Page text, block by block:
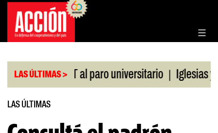
Saltar
contenido
LAS ÚLTIMAS >
de la CGT al paro universitario | Iglesias y
LAS ÚLTIMAS